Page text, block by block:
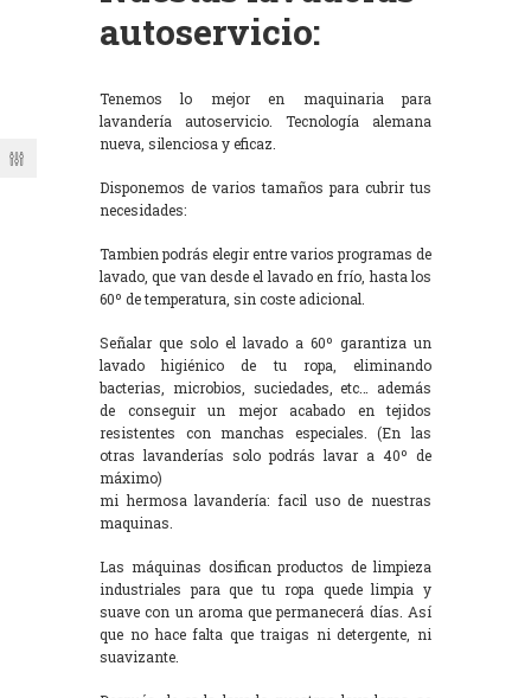
autoservicio:
Tenemos lo mejor en maquinaria para
lavandería autoservicio. Tecnología alemana
nueva, silenciosa y eficaz.
Disponemos de varios tamaños para cubrir tus
necesidades:
Tambien podrás elegir entre varios programas de
lavado, que van desde el lavado en frío, hasta los
60º de temperatura, sin coste adicional.
Señalar que solo el lavado a 60º garantiza un
lavado higiénico de tu ropa, eliminando
bacterias, microbios, suciedades, etc… además
de conseguir un mejor acabado en tejidos
resistentes con manchas especiales. (En las
otras lavanderías solo podrás lavar a 40º de
máximo)
mi hermosa lavandería: facil uso de nuestras
maquinas.
Las máquinas dosifican productos de limpieza
industriales para que tu ropa quede limpia y
suave con un aroma que permanecerá días. Así
que no hace falta que traigas ni detergente, ni
suavizante.